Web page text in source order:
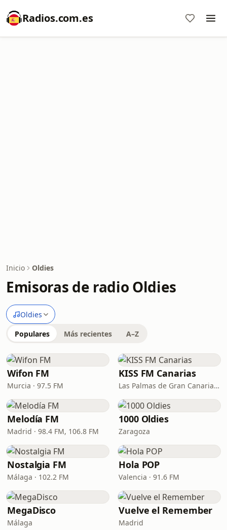
Radios.com.es
Inicio Oldies
Emisoras de radio Oldies
Oldies
Populares Más recientes A–Z
Wifon FM
Murcia · 97.5 FM
KISS FM Canarias
Las Palmas de Gran Canaria · 102.4 FM
Melodía FM
Madrid · 98.4 FM, 106.8 FM
1000 Oldies
Zaragoza
Nostalgia FM
Málaga · 102.2 FM
Hola POP
Valencia · 91.6 FM
MegaDisco
Málaga
Vuelve el Remember
Madrid